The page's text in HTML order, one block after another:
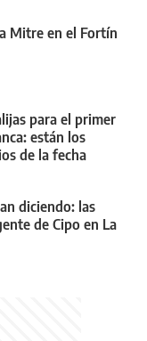
Mitre en el Fortín
para el primer
están los
de la fecha
diciendo: las
de Cipo en La